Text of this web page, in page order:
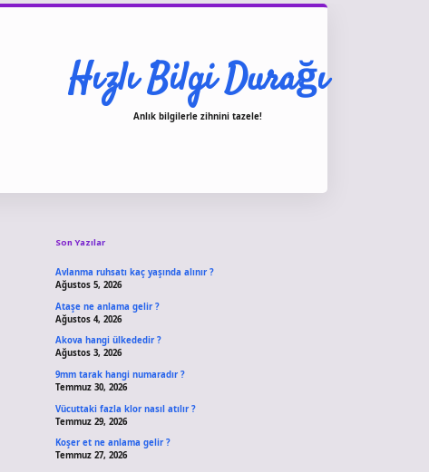
Hızlı Bilgi Durağı
Anlık bilgilerle zihnini tazele!
Son Yazılar
Avlanma ruhsatı kaç yaşında alınır ?
Ağustos 5, 2026
Ataşe ne anlama gelir ?
Ağustos 4, 2026
Akova hangi ülkededir ?
Ağustos 3, 2026
9mm tarak hangi numaradır ?
Temmuz 30, 2026
Vücuttaki fazla klor nasıl atılır ?
Temmuz 29, 2026
Koşer et ne anlama gelir ?
Temmuz 27, 2026